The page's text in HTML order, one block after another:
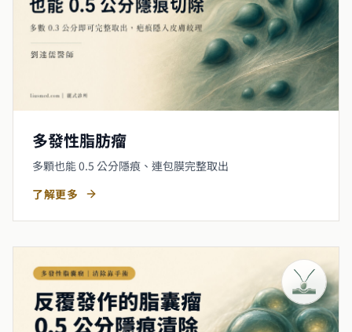
多發性脂肪瘤
多顆也能 0.5 公分隱痕、連包膜完整取出
了解更多